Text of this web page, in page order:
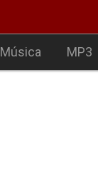
Música MP3